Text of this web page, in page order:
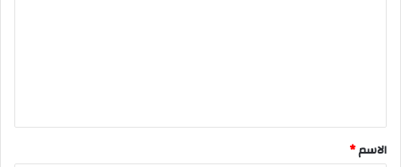
*
الاسم*